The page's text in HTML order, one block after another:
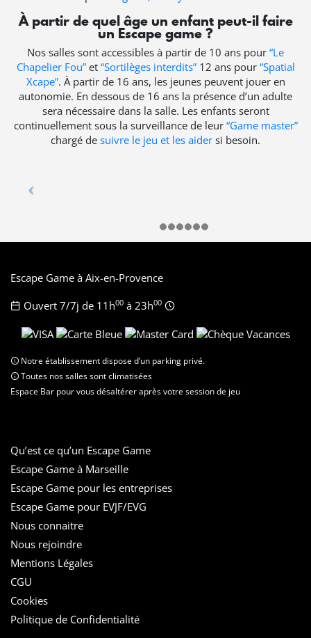
À partir de quel âge un enfant peut-il faire
un Escape game ?
Nos salles sont accessibles à partir de 10 ans pour “Le
Chapelier Fou”et “Sortilèges interdits”12 ans pour “Spatial
Xcape”. À partir de 16 ans, les jeunes peuvent jouer en
autonomie. En dessous de 16 ans la présence d’un adulte
sera nécessaire dans la salle. Les enfants seront
continuellement sous la surveillance de leur “Game master”
chargé de suivre le jeu et les aider si besoin.
Escape Game à Aix-en-Provence
Ouvert 7/7j de 11h00 à 23h00
Notre établissement dispose d’un parking privé.
Toutes nos salles sont climatisées
Espace Bar pour vous désaltérer après votre session de jeu
Qu’est ce qu’un Escape Game
Escape Game à Marseille
Escape Game pour les entreprises
Escape Game pour EVJF/EVG
Nous connaitre
Nous rejoindre
Mentions Légales
CGU
Cookies
Politique de Confidentialité